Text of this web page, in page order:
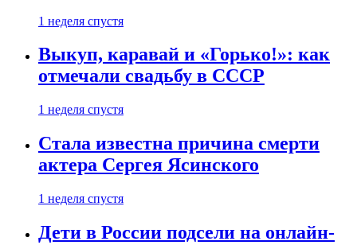
1 неделя спустя
Выкуп, каравай и «Горько!»: как
отмечали свадьбу в СССР
1 неделя спустя
Стала известна причина смерти
актера Сергея Ясинского
1 неделя спустя
Дети в России подсели на онлайн-